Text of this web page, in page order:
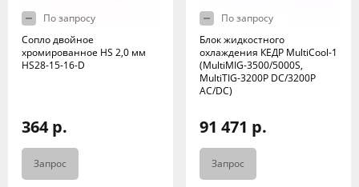
По запросу
Сопло двойное
хромированное HS 2,0 мм
HS28-15-16-D
364 р.
Запрос
По запросу
Блок жидкостного
охлаждения КЕДР MultiCool-1
(MultiMIG-3500/5000S,
MultiTIG-3200P DC/3200P
AC/DC)
91 471 р.
Запрос